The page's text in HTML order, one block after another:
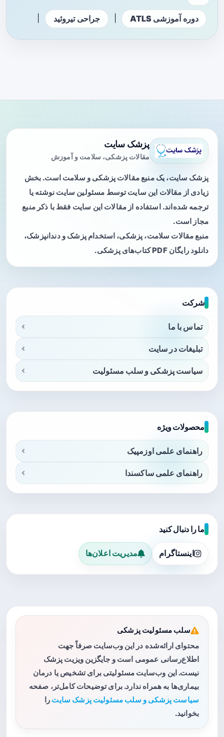
دوره آموزشی ATLS جراحی تیروئید
پزشک سایت
مقالات پزشکی، سلامت و آموزش
پزشک سایت، یک منبع مقالات پزشکی و سلامت است. بخش
زیادی از مقالات این سایت توسط مسئولین سایت نوشته یا
ترجمه شده‌اند. استفاده از مقالات این سایت فقط با ذکر منبع
مجاز است.
منبع مقالات سلامت، پزشکی، استخدام پزشک و دندانپزشک،
دانلود رایگان PDF کتاب‌های پزشکی.
شرکت
تماس با ما
تبلیغات در سایت
سیاست پزشکی و سلب مسئولیت
محصولات ویژه
راهنمای علمی اوزمپیک
راهنمای علمی ساکسندا
ما را دنبال کنید
اینستاگرام مدیریت اعلان‌ها
سلب مسئولیت پزشکی
محتوای ارائه‌شده در این وب‌سایت صرفاً جهت
اطلاع‌رسانی عمومی است و جایگزین ویزیت پزشک
نیست. این وب‌سایت مسئولیتی برای تشخیص یا درمان
بیماری‌ها به همراه ندارد. برای توضیحات کامل‌تر، صفحه
سیاست پزشکی و سلب مسئولیت پزشک سایت را
بخوانید.